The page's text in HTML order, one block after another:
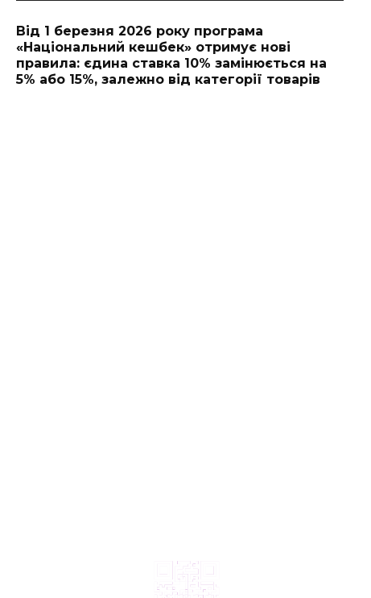
Від 1 березня 2026 року програма
«Національний кешбек» отримує нові
правила: єдина ставка 10% замінюється на
5% або 15%, залежно від категорії товарів